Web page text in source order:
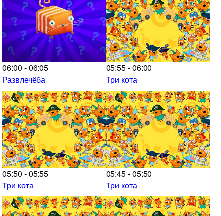
06:00 - 06:05
Развлечёба
05:55 - 06:00
Три кота
05:50 - 05:55
Три кота
05:45 - 05:50
Три кота